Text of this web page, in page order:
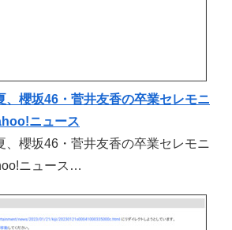
、櫻坂46・菅井友香の卒業セレモニ
ニュース
、櫻坂46・菅井友香の卒業セレモニ
ニュース…